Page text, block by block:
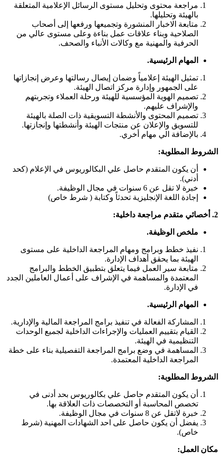
مراجعة محتوى وتحليل مستوى الرسائل الإعلامية المتعلقة
بالهيئة وتحليلها.
متابعة الاخبار المنشورة وتجميعها ورفعها إلى أصحاب
الصلاحية وبناء علاقات عمل بناءة وعلى مستوى عالي من
الحرفية والمهنية مع وكالات الأنباء والصحف.
المهام الرئيسية.
تمثيل الهيئة إعلامياً وضمان إيصال رسالتها وعرض إنجازاتها
على الجمهور وإدارة مركز اتصال الهيئة.
تصميم الهوية المؤسسية للهيئة ورحلة العملاء وتجربتهم
والإشراف عليهم.
تصميم المحتوى والأنشطة التسويقية ذات الصلة بالهيئة
للتسويق والإعلان عن منتجات الهيئة وأنشطتها وإنجازتها.
بالإضافة الي مهام أخري.
الشروط المطلوبة:
أن يكون المتقدم حاصل علي البكالوريوس في الإعلام (كحد
أدني).
خبرة لا تقل عن 6 سنوات في مجال الوظيفة.
إجادة اللغة الإنجليزية تحدثاً وكتابة ( شرط خاص)
2. أخصائي متقدم مراجعة داخلية:
ملخص الوظيفة.
نفيذ خطط وبرامج ومهام المراجعة الداخلية على مستوى
الهيئة بما يحقق أهداف الإدارة.
متابعة سير العمل فيما يتعلق بتطبيق الخطط والبرامج
المعتمدة والمساهمة في الإشراف على أعمال العاملين الجدد
في الإدارة.
المهام الرئيسية.
المشاركة الفعالة في تنفيذ برامج المراجعة المالية والإدارية.
القيام بتقييم العمليات والإجراءات الداخلية لجميع الوحدات
التنظيمية في الهيئة.
المساهمة في وضع برامج المراجعة التفصيلية بناء على خطة
المراجعة الداخلية المعتمدة.
الشروط المطلوبة:
أن يكون المتقدم حاصل علي بكالوريوس بحد أدنى في
تخصص المحاسبة أو التخصصات ذات العلاقة بها.
خبرة لاتقل عن 8 سنوات في مجال الوظيفة.
يفضل أن يكون حاصل على احد الشهادات المهنية (شرط
خاص).
مكان العمل: